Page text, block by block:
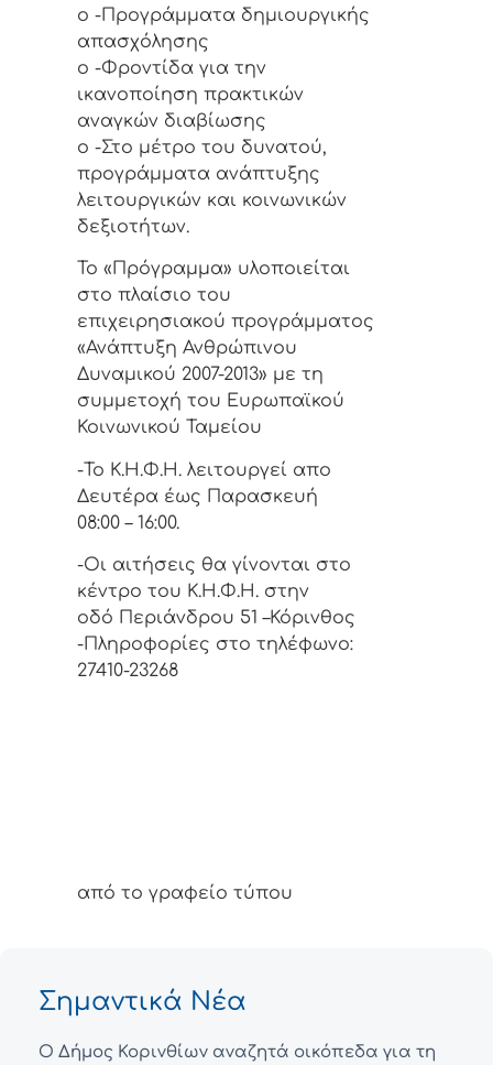
o -Προγράμματα δημιουργικής
απασχόλησης
o -Φροντίδα για την
ικανοποίηση πρακτικών
αναγκών διαβίωσης
o -Στο μέτρο του δυνατού,
προγράμματα ανάπτυξης
λειτουργικών και κοινωνικών
δεξιοτήτων.
Το «Πρόγραμμα» υλοποιείται
στο πλαίσιο του
επιχειρησιακού προγράμματος
«Ανάπτυξη Ανθρώπινου
Δυναμικού 2007-2013» με τη
συμμετοχή του Ευρωπαϊκού
Κοινωνικού Ταμείου
-Το Κ.Η.Φ.Η. λειτουργεί απο
Δευτέρα έως Παρασκευή
08:00 – 16:00.
-Οι αιτήσεις θα γίνονται στο
κέντρο του Κ.Η.Φ.Η. στην
οδό Περιάνδρου 51 –Κόρινθος
-Πληροφορίες στο τηλέφωνο:
27410-23268
από το γραφείο τύπου
Σημαντικά Νέα
Ο Δήμος Κορινθίων αναζητά οικόπεδα για τη